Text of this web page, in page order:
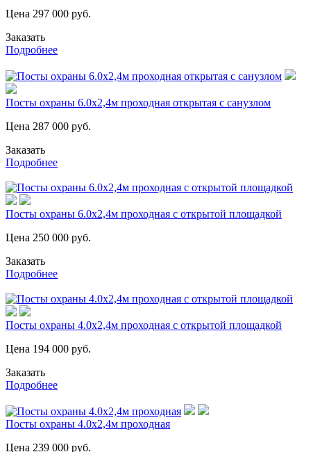
Цена 297 000 руб.
Заказать
Подробнее
Посты охраны 6.0х2,4м проходная открытая с санузлом
Цена 287 000 руб.
Заказать
Подробнее
Посты охраны 6.0х2,4м проходная с открытой площадкой
Цена 250 000 руб.
Заказать
Подробнее
Посты охраны 4.0х2,4м проходная с открытой площадкой
Цена 194 000 руб.
Заказать
Подробнее
Посты охраны 4.0х2,4м проходная
Цена 239 000 руб.